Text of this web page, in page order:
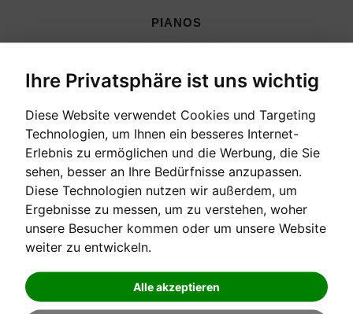
Ihre Privatsphäre ist uns wichtig
Diese Website verwendet Cookies und Targeting
Technologien, um Ihnen ein besseres Internet-
Erlebnis zu ermöglichen und die Werbung, die Sie
sehen, besser an Ihre Bedürfnisse anzupassen.
Diese Technologien nutzen wir außerdem, um
Ergebnisse zu messen, um zu verstehen, woher
unsere Besucher kommen oder um unsere Website
weiter zu entwickeln.
Alle akzeptieren
PIANOS
CEMBALI, CELESTEN & HARMONIEN